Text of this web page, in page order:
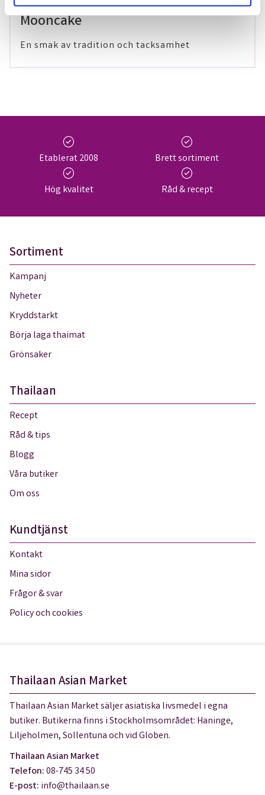
29 maj 2024
Mooncake
En smak av tradition och tacksamhet
check_circle
Etablerat 2008
check_circle
Brett sortiment
check_circle
Hög kvalitet
check_circle
Råd & recept
Sortiment
Kampanj
Nyheter
Kryddstarkt
Börja laga thaimat
Grönsaker
Thailaan
Recept
Råd & tips
Blogg
Våra butiker
Om oss
Kundtjänst
Kontakt
Mina sidor
Frågor & svar
Policy och cookies
Thailaan Asian Market
Thailaan Asian Market säljer asiatiska livsmedel i egna
butiker. Butikerna finns i Stockholmsområdet: Haninge,
Liljeholmen, Sollentuna och vid Globen.
Thailaan Asian Market
Telefon:08-745 34 50
E-post: info@thailaan.se